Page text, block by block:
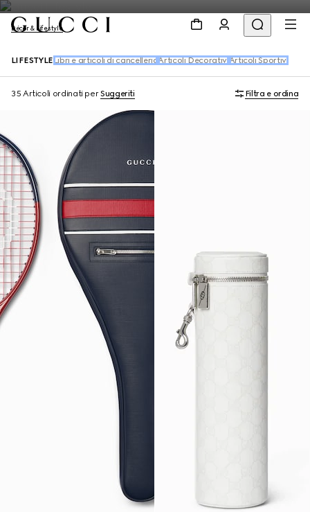
Décor & Lifestyle
LIFESTYLE Libri e articoli di cancelleria Articoli Decorativi Articoli Sportivi
35 Articoli ordinati perSuggeriti Filtra e ordina